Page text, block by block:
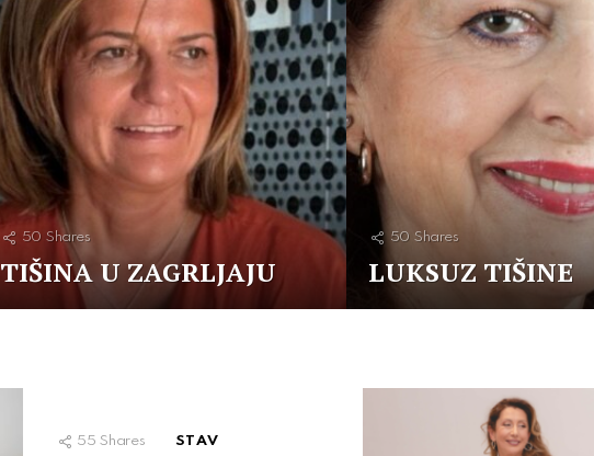
50 Shares
TIŠINA U ZAGRLJAJU
50 Shares
LUKSUZ TIŠINE
55 Shares STAV